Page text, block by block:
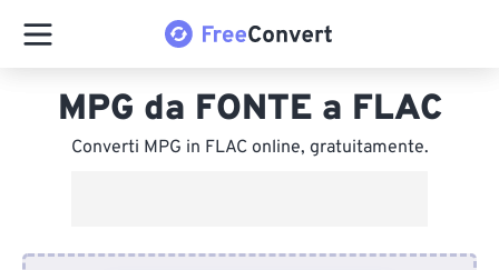
MPG da FONTE a FLAC
Converti MPG in FLAC online, gratuitamente.